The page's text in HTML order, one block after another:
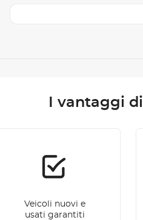
I vantaggi
Veicoli nuovi e
usati garantiti